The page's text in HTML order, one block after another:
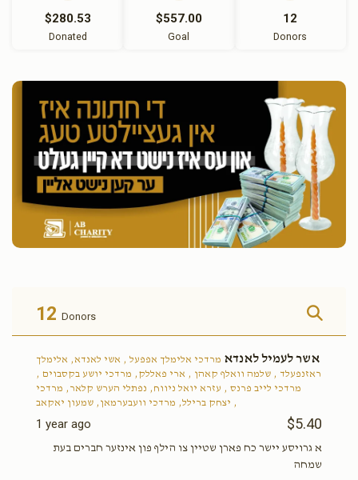
$280.53
Donated
$557.00
Goal
12
Donors
12 Donors
אשר לעמיל לאנדא מרדכי אלימלך אפפעל , אשי לאנדא, אלימלך
ראזנפעלד , שלמה וואלף קאהן , ארי פאללק, מרדכי יושע בקסבוים ,
מרדכי לייב פרנס , עזרא יואל ניווח, נפתלי הערש קלאר, מרדכי
יצחק ברילל, מרדכי וועבערמאן, שמעון יאקאב ,
1 year ago $5.40
א גרויסע יישר כח פארן שטיין צו הילף פון אינזער חברים בעת
שמחה